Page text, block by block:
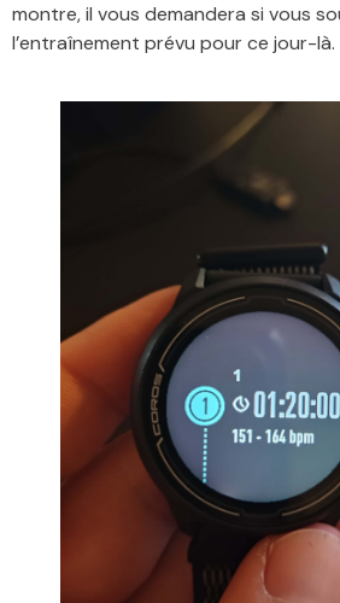
montre, il vous demandera si vous
l’entraînement prévu pour ce jour-là.